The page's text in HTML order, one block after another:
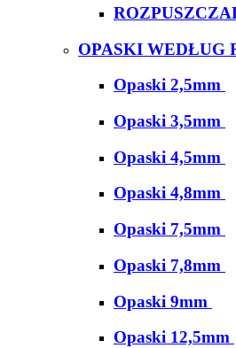
OPASKI WEDŁUG
Opaski 2,5mm
Opaski 3,5mm
Opaski 4,5mm
Opaski 4,8mm
Opaski 7,5mm
Opaski 7,8mm
Opaski 9mm
Opaski 12,5mm